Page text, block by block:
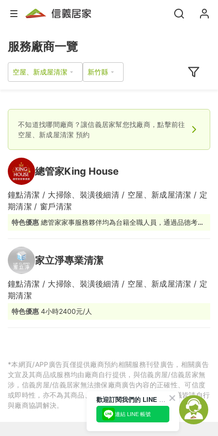
服務廠商一覽
空屋、新成屋清潔
不知道找哪間廠商？讓信義居家幫您找廠商，點擊前往
空屋、新成屋清潔 預約
總管家King House
鐘點清潔 / 大掃除、裝潢後細清 / 空屋、新成屋清潔 / 定
期清潔 / 窗戶清潔
特色優惠 總管家家事服務夥伴均為台籍全職人員，通過品德考核
家立淨專業清潔
鐘點清潔 / 大掃除、裝潢後細清 / 空屋、新成屋清潔 / 定
期清潔
特色優惠 4小時2400元/人
*本網頁/APP廣告頁僅提供廠商預約相關服務刊登廣告，相關廣告
文宣及其商品或服務均由廠商自行提供，與信義房屋/信義居家無
涉，信義房屋/信義居家無法擔保廠商廣告內容的正確性、可信度
或即時性，亦不為其商品、服務品質負責，所生任何爭議皆請自行
與廠商協調解決。
歡迎訂閱我們的 LINE 官方帳號
連結 LINE 帳號